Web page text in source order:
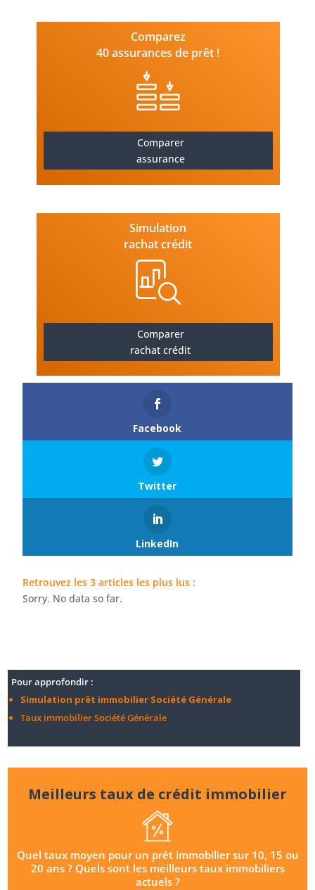
Comparez
40 assurances de prêt !
Comparer
assurance
Simulation
rachat crédit
Comparer
rachat crédit
Facebook
Twitter
LinkedIn
Retrouvez les 3 articles les plus lus :
Sorry. No data so far.
Pour approfondir :
Simulation prêt immobilier Société Générale
Taux immobilier Société Générale
Meilleurs taux de crédit immobilier
Quel taux moyen pour un prêt immobilier sur 10, 15 ou
20 ans ? Quels sont les meilleurs taux immobiliers
actuels ?